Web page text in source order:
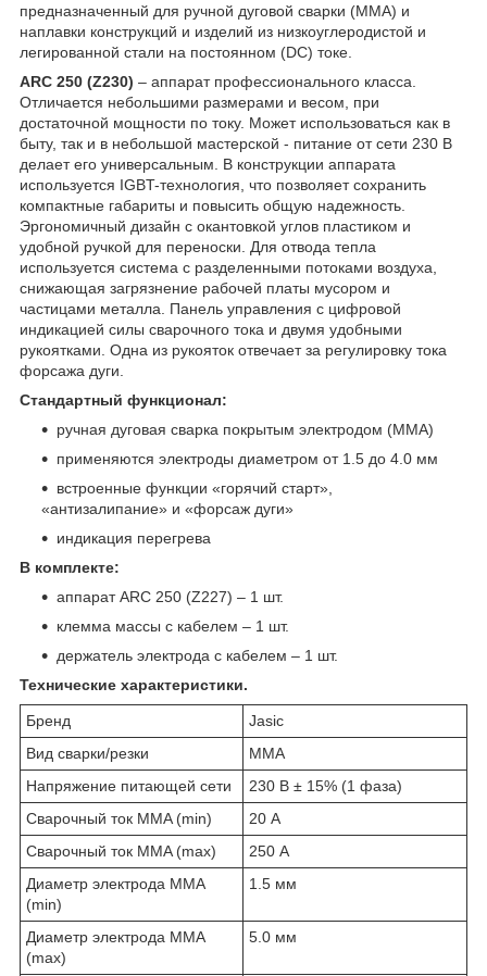
предназначенный для ручной дуговой сварки (ММА) и
наплавки конструкций и изделий из низкоуглеродистой и
легированной стали на постоянном (DC) токе.
ARC 250 (Z230) – аппарат профессионального класса.
Отличается небольшими размерами и весом, при
достаточной мощности по току. Может использоваться как в
быту, так и в небольшой мастерской - питание от сети 230 В
делает его универсальным. В конструкции аппарата
используется IGBT-технология, что позволяет сохранить
компактные габариты и повысить общую надежность.
Эргономичный дизайн с окантовкой углов пластиком и
удобной ручкой для переноски. Для отвода тепла
используется система с разделенными потоками воздуха,
снижающая загрязнение рабочей платы мусором и
частицами металла. Панель управления с цифровой
индикацией силы сварочного тока и двумя удобными
рукоятками. Одна из рукояток отвечает за регулировку тока
форсажа дуги.
Стандартный функционал:
ручная дуговая сварка покрытым электродом (MMA)
применяются электроды диаметром от 1.5 до 4.0 мм
встроенные функции «горячий старт»,
«антизалипание» и «форсаж дуги»
индикация перегрева
В комплекте:
аппарат ARC 250 (Z227) – 1 шт.
клемма массы с кабелем – 1 шт.
держатель электрода с кабелем – 1 шт.
Технические характеристики.
Бренд
Jasic
Вид сварки/резки
MMA
Напряжение питающей сети
230 В ± 15% (1 фаза)
Сварочный ток MMA (min)
20 А
Сварочный ток MMA (max)
250 А
Диаметр электрода MMA
(min)
1.5 мм
Диаметр электрода MMA
(max)
5.0 мм